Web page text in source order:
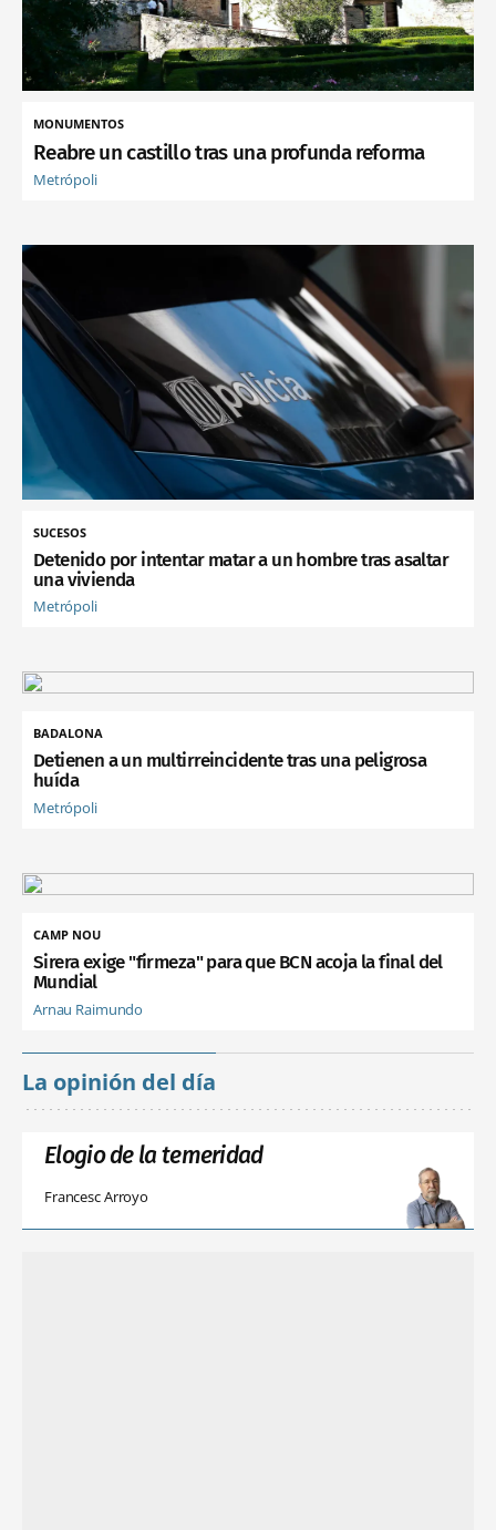
MONUMENTOS
Reabre un castillo tras una profunda reforma
Metrópoli
SUCESOS
Detenido por intentar matar a un hombre tras asaltar
una vivienda
Metrópoli
BADALONA
Detienen a un multirreincidente tras una peligrosa
huída
Metrópoli
CAMP NOU
Sirera exige "firmeza" para que BCN acoja la final del
Mundial
Arnau Raimundo
La opinión del día
Elogio de la temeridad
Francesc Arroyo